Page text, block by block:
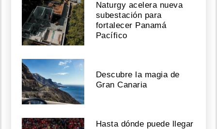
Naturgy acelera nueva
subestación para
fortalecer Panamá
Pacífico
Descubre la magia de
Gran Canaria
Hasta dónde puede llegar